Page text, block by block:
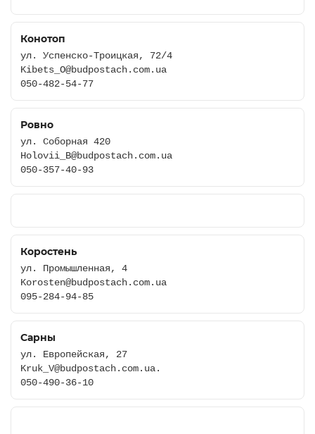
Конотоп
ул. Успенско-Троицкая, 72/4
Kibets_O@budpostach.com.ua
050-482-54-77
Ровно
ул. Соборная 420
Holovii_B@budpostach.com.ua
050-357-40-93
Коростень
ул. Промышленная, 4
Korosten@budpostach.com.ua
095-284-94-85
Сарны
ул. Европейская, 27
Kruk_V@budpostach.com.ua.
050-490-36-10